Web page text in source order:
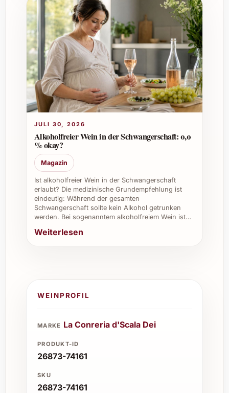
JULI 30, 2026
Alkoholfreier Wein in der Schwangerschaft: 0,0
% okay?
Magazin
Ist alkoholfreier Wein in der Schwangerschaft
erlaubt? Die medizinische Grundempfehlung ist
eindeutig: Während der gesamten
Schwangerschaft sollte kein Alkohol getrunken
werden. Bei sogenanntem alkoholfreiem Wein ist…
Weiterlesen
WEINPROFIL
MARKE La Conreria d'Scala Dei
PRODUKT-ID
26873-74161
SKU
26873-74161